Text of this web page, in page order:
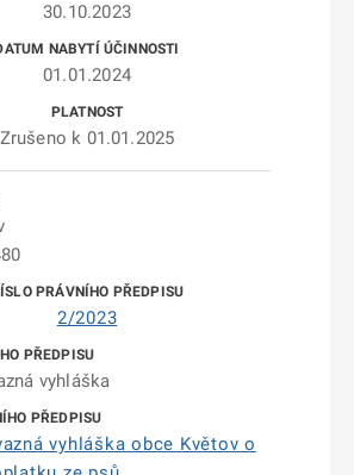
30.10.2023
01.01.2024
Zrušeno k 01.01.2025
2/2023
vyhláška
vyhláška obce Květov o